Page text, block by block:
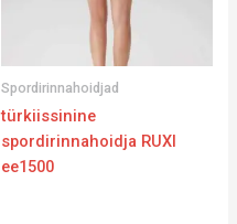
Spordirinnahoidjad
türkiissinine
spordirinnahoidja RUXI
ee1500